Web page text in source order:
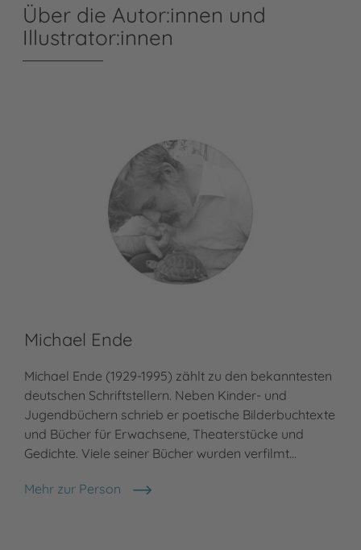
Über die Autor:innen und
Illustrator:innen
Michael Ende
Michael Ende (1929-1995) zählt zu den bekanntesten
deutschen Schriftstellern. Neben Kinder- und
Jugendbüchern schrieb er poetische Bilderbuchtexte
und Bücher für Erwachsene, Theaterstücke und
Gedichte. Viele seiner Bücher wurden verfilmt…
Mehr zur Person
Michael Ende